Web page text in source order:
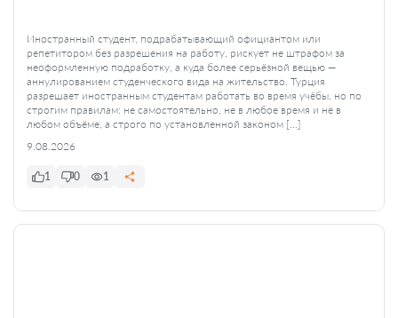
Иностранный студент, подрабатывающий официантом или
репетитором без разрешения на работу, рискует не штрафом за
неоформленную подработку, а куда более серьёзной вещью —
аннулированием студенческого вида на жительство. Турция
разрешает иностранным студентам работать во время учёбы, но по
строгим правилам: не самостоятельно, не в любое время и не в
любом объёме, а строго по установленной законом […]
9.08.2026
1 0 1